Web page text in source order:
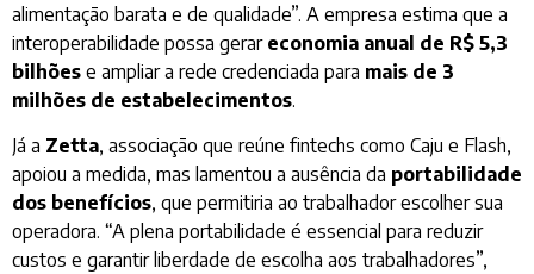
alimentação barata e de qualidade”. A empresa estima que a
interoperabilidade possa gerar economia anual de R$ 5,3
bilhões e ampliar a rede credenciada para mais de 3
milhões de estabelecimentos.
Já a Zetta, associação que reúne fintechs como Caju e Flash,
apoiou a medida, mas lamentou a ausência da portabilidade
dos benefícios, que permitiria ao trabalhador escolher sua
operadora. “A plena portabilidade é essencial para reduzir
custos e garantir liberdade de escolha aos trabalhadores”,